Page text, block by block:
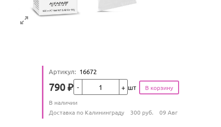
Артикул: 16672
Цена
790 ₽ шт
Количество
В наличии
Условия доставки
Доставка по Калининграду 300 руб. 09 Авг